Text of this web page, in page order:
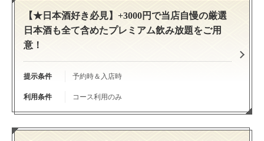
【★日本酒好き必見】+3000円で当店自慢の厳選
日本酒も全て含めたプレミアム飲み放題をご用
意！
提示条件 予約時＆入店時
利用条件 コース利用のみ